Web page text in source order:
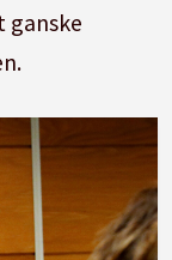
ganske